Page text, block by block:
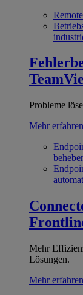
Probleme
Mehr erfahren
Mehr
Lösungen.
Mehr erfahren